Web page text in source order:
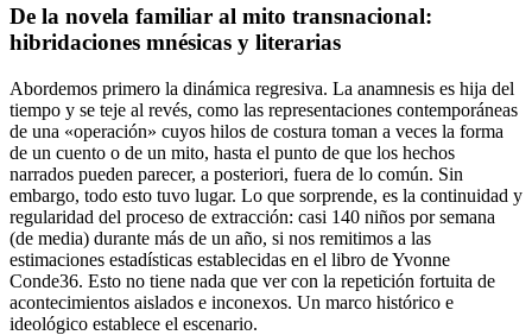
De la novela familiar al mito transnacional:
hibridaciones mnésicas y literarias
Abordemos primero la dinámica regresiva. La anamnesis es hija del
tiempo y se teje al revés, como las representaciones contemporáneas
de una «operación» cuyos hilos de costura toman a veces la forma
de un cuento o de un mito, hasta el punto de que los hechos
narrados pueden parecer, a posteriori, fuera de lo común. Sin
embargo, todo esto tuvo lugar. Lo que sorprende, es la continuidad y
regularidad del proceso de extracción: casi 140 niños por semana
(de media) durante más de un año, si nos remitimos a las
estimaciones estadísticas establecidas en el libro de Yvonne
Conde36. Esto no tiene nada que ver con la repetición fortuita de
acontecimientos aislados e inconexos. Un marco histórico e
ideológico establece el escenario.